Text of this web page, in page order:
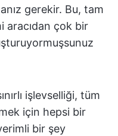
gerekir. Bu, tam
aracıdan çok bir
işlevselliği, tüm
için hepsi bir
bir şey